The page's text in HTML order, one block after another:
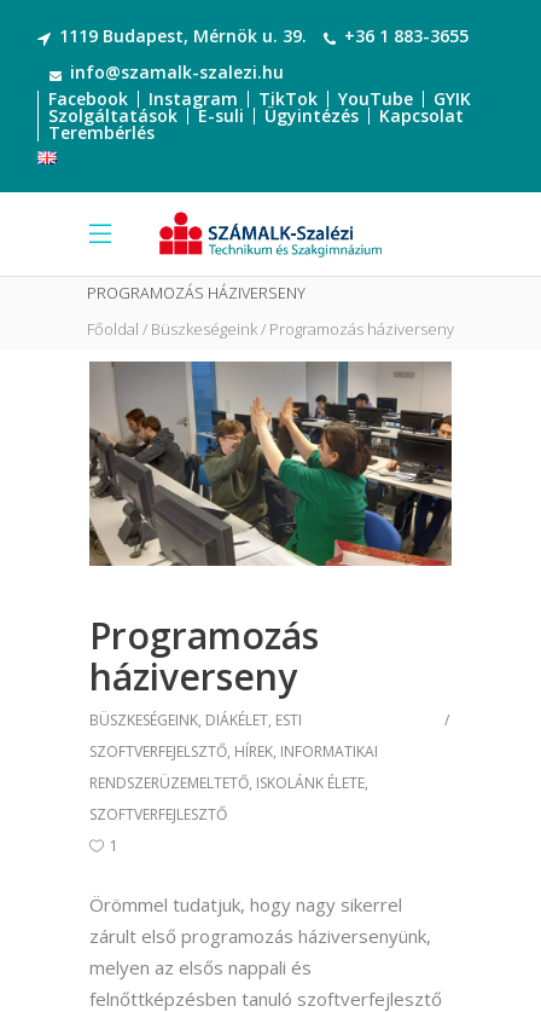
1119 Budapest, Mérnök u. 39.
+36 1 883-3655
info@szamalk-szalezi.hu
Facebook
Instagram TikTok YouTube GYIK
Szolgáltatások E-suli Ügyintézés Kapcsolat
Terembérlés
PROGRAMOZÁS HÁZIVERSENY
Főoldal Büszkeségeink Programozás háziverseny
Programozás
háziverseny
BÜSZKESÉGEINK, DIÁKÉLET, ESTI
SZOFTVERFEJELSZTŐ, HÍREK, INFORMATIKAI
RENDSZERÜZEMELTETŐ, ISKOLÁNK ÉLETE,
SZOFTVERFEJLESZTŐ
1
Örömmel tudatjuk, hogy nagy sikerrel
zárult első programozás háziversenyünk,
melyen az elsős nappali és
felnőttképzésben tanuló szoftverfejlesztő